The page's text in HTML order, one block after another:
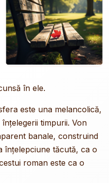
în ele.
este una melancolică,
timpurii. Von
banale, construind
înțelepciune tăcută, ca o
roman este ca o